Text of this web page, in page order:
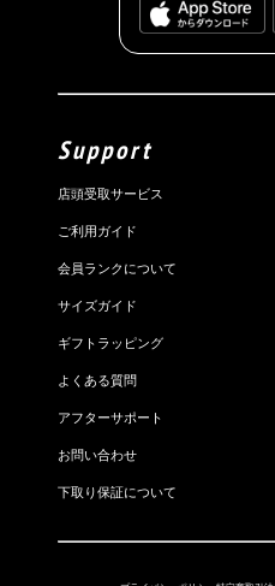
Support
店頭受取サービス
ご利用ガイド
会員ランクについて
サイズガイド
ギフトラッピング
よくある質問
アフターサポート
お問い合わせ
下取り保証について